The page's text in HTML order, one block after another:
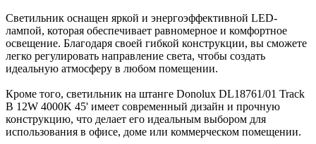
Светильник оснащен яркой и энергоэффективной LED-
лампой, которая обеспечивает равномерное и комфортное
освещение. Благодаря своей гибкой конструкции, вы сможете
легко регулировать направление света, чтобы создать
идеальную атмосферу в любом помещении.
Кроме того, светильник на штанге Donolux DL18761/01 Track
B 12W 4000K 45' имеет современный дизайн и прочную
конструкцию, что делает его идеальным выбором для
использования в офисе, доме или коммерческом помещении.